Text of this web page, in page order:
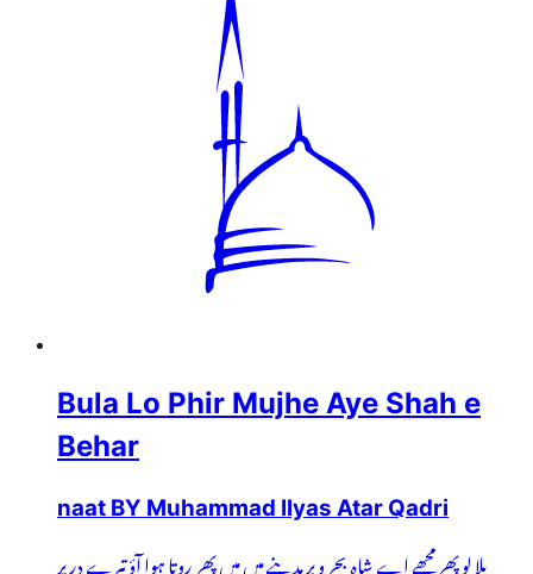
Bula Lo Phir Mujhe Aye Shah e
Behar
naat BY Muhammad Ilyas Atar Qadri
بلا لو پھر مجھے اے شاہِ بحر و بر مدینے میں میں پھر روتا ہوا آؤ تیرے در پر